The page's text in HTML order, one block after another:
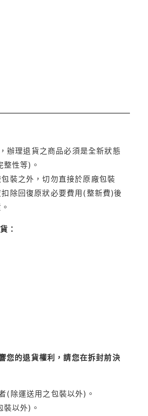
辦理退貨之商品必須是全新狀態
性等)。
裝之外，切勿直接於原廠包裝
除回復原狀必要費用(整新費)後
：
您的退貨權利，請您在拆封前決
(除運送用之包裝以外)。
以外)。